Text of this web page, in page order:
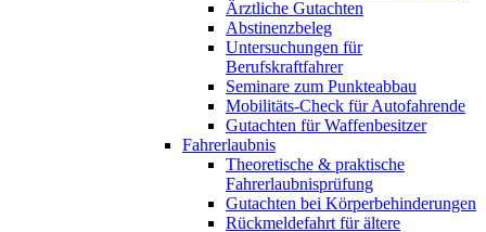
Ärztliche Gutachten
Abstinenzbeleg
Untersuchungen für
Berufskraftfahrer
Seminare zum Punkteabbau
Mobilitäts-Check für Autofahrende
Gutachten für Waffenbesitzer
Fahrerlaubnis
Theoretische & praktische
Fahrerlaubnisprüfung
Gutachten bei Körperbehinderungen
Rückmeldefahrt für ältere